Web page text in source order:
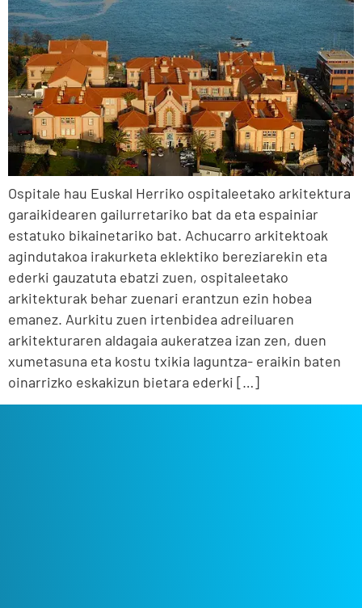
Ospitale hau Euskal Herriko ospitaleetako arkitektura
garaikidearen gailurretariko bat da eta espainiar
estatuko bikainetariko bat. Achucarro arkitektoak
agindutakoa irakurketa eklektiko bereziarekin eta
ederki gauzatuta ebatzi zuen, ospitaleetako
arkitekturak behar zuenari erantzun ezin hobea
emanez. Aurkitu zuen irtenbidea adreiluaren
arkitekturaren aldagaia aukeratzea izan zen, duen
xumetasuna eta kostu txikia laguntza- eraikin baten
oinarrizko eskakizun bietara ederki […]